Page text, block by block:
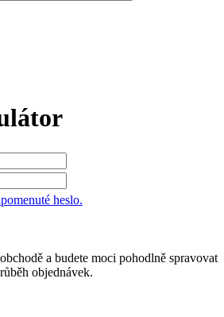
heslo.
a budete moci pohodlně spravovat
objednávek.